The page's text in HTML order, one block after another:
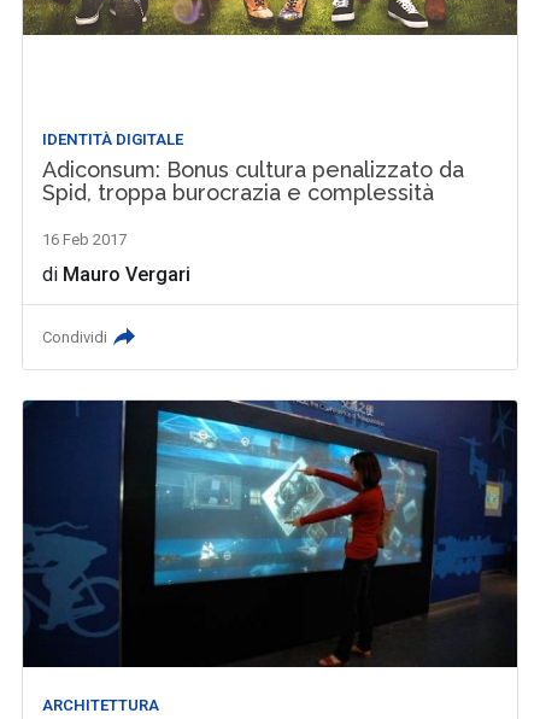
IDENTITÀ DIGITALE
Adiconsum: Bonus cultura penalizzato da
Spid, troppa burocrazia e complessità
16 Feb 2017
di Mauro Vergari
Condividi
ARCHITETTURA